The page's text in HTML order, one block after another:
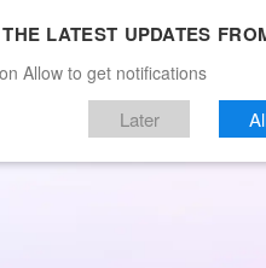
Affairs Categories
LATEST UPDATES
Allow to get notifications
Later